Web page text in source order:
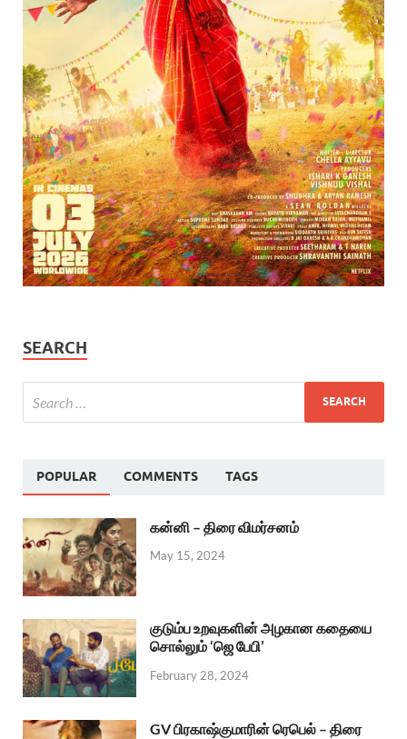
SEARCH
POPULAR COMMENTS TAGS
கன்னி – திரை விமர்சனம்
May 15, 2024
குடும்ப உறவுகளின் அழகான கதையை
சொல்லும் ‘ஜெ பேபி’
February 28, 2024
GV பிரகாஷ்குமாரின் ரெபெல் – திரை